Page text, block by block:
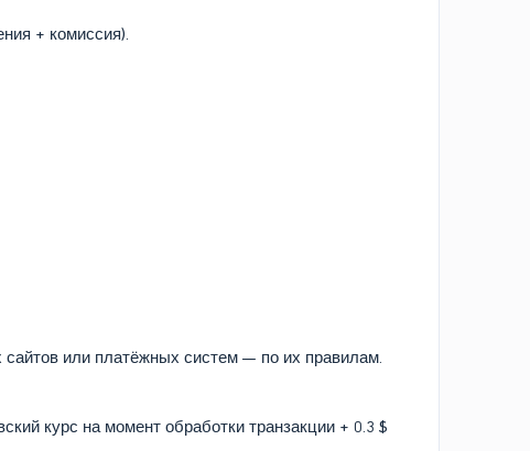
+ комиссия).
или платёжных систем — по их правилам.
курс на момент обработки транзакции + 0.3 $